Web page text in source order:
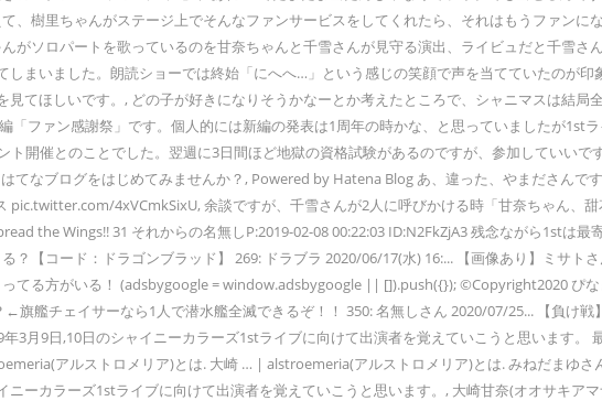
、樹里ちゃんがステージ上でそんなファンサービスをしてくれたら、それはもうファン
がソロパートを歌っているのを甘奈ちゃんと千雪さんが見守る演出、ライビュだと千雪さ
まいました。朗読ショーでは終始「にへへ…」という感じの笑顔で声を当てていたのが
てほしいです。, どの子が好きになりそうかなーとか考えたところで、シャニマスは結
「ファン感謝祭」です。個人的には新編の発表は1周年の時かな、と思っていましたが1st
開催とのことでした。翌週に3日間ほど地獄の資格試験があるのですが、参加していい
なブログをはじめてみませんか？, Powered by Hatena Blog あ、違った、やまださんで
4xVCmkSixU, 余談ですが、千雪さんが2人に呼びかける時「甘奈ちゃん、
the Wings!! 31 それからの名無しP:2019-02-08 00:22:03 ID:N2FkZjA3 残念ながら1stは
？【コード：ドラゴンブラッド】 269: ドラブラ 2020/06/17(水) 16:... 【画像あり】ミサ
る方がいる！ (adsbygoogle = window.adsbygoogle || []).push({}); ©Copyright2020 ぴな
艦チェイサーなら1人で潜水艦全滅できるぞ！！ 350: 名無しさん 2020/07/25... 【負け
3月9日,10日のシャイニーカラーズ1stライブに向けて出演者を覚えていこうと思います
アルストロメリア)とは. 大崎 … | alstroemeria(アルストロメリア)とは. みねだまゆ
ーカラーズ1stライブに向けて出演者を覚えていこうと思います。, 大崎甘奈(オオサキア